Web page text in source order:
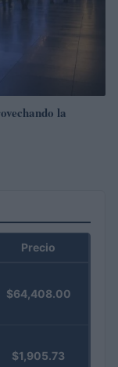
la
Precio
$64,408.00
$1,905.73